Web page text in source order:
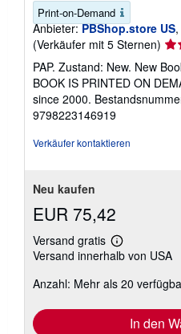
Print-on-Demand
Anbieter: PBShop.store US
(Verkäufer mit 5 Sternen)
5
von
5
PAP. Zustand: New. New
BOOK IS PRINTED ON
since 2000.
9798223146919
Verkäufer kontaktieren
Neu kaufen
EUR 75,42
Versand gratis
Weitere
Informationen
Versand innerhalb von USA
Anzahl: Mehr als 20
In den